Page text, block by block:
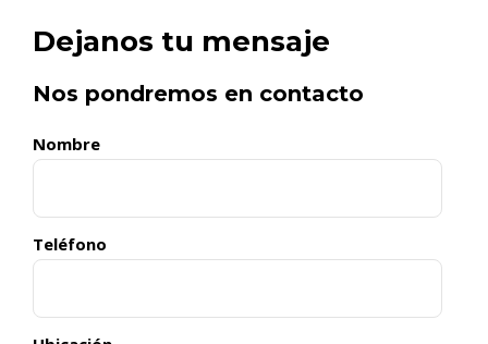
Dejanos tu mensaje
Nos pondremos en contacto
Nombre
Teléfono